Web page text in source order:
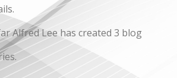
Alfred Lee has created 3 blog